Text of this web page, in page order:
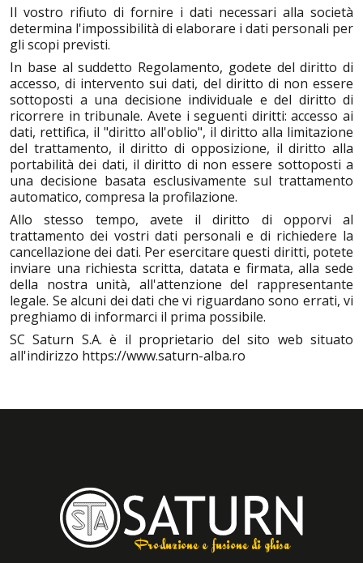
Il vostro rifiuto di fornire i dati necessari alla società
determina l'impossibilità di elaborare i dati personali per
gli scopi previsti.
In base al suddetto Regolamento, godete del diritto di
accesso, di intervento sui dati, del diritto di non essere
sottoposti a una decisione individuale e del diritto di
ricorrere in tribunale. Avete i seguenti diritti: accesso ai
dati, rettifica, il "diritto all'oblio", il diritto alla limitazione
del trattamento, il diritto di opposizione, il diritto alla
portabilità dei dati, il diritto di non essere sottoposti a
una decisione basata esclusivamente sul trattamento
automatico, compresa la profilazione.
Allo stesso tempo, avete il diritto di opporvi al
trattamento dei vostri dati personali e di richiedere la
cancellazione dei dati. Per esercitare questi diritti, potete
inviare una richiesta scritta, datata e firmata, alla sede
della nostra unità, all'attenzione del rappresentante
legale. Se alcuni dei dati che vi riguardano sono errati, vi
preghiamo di informarci il prima possibile.
SC Saturn S.A. è il proprietario del sito web situato
all'indirizzo https://www.saturn-alba.ro
Produzione e fusione di ghisa